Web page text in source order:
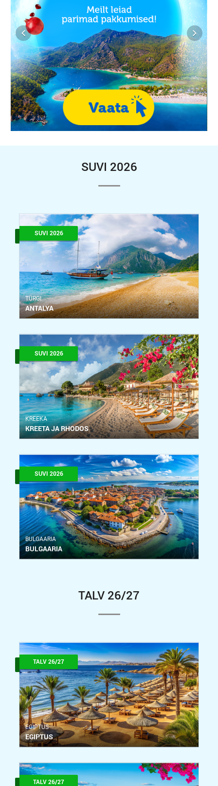
SUVI 2026
SUVI 2026
ТÜRGI
ANTALYA
SUVI 2026
KREEKA
KREETA JA RHODOS
SUVI 2026
BULGAARIA
BULGAARIA
TALV 26/27
TALV 26/27
ЕGIPTUS
EGIPTUS
TALV 26/27